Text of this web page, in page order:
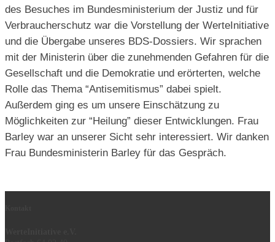
des Besuches im Bundesministerium der Justiz und für
Verbraucherschutz war die Vorstellung der WerteInitiative
und die Übergabe unseres BDS-Dossiers. Wir sprachen
mit der Ministerin über die zunehmenden Gefahren für die
Gesellschaft und die Demokratie und erörterten, welche
Rolle das Thema “Antisemitismus” dabei spielt.
Außerdem ging es um unsere Einschätzung zu
Möglichkeiten zur “Heilung” dieser Entwicklungen. Frau
Barley war an unserer Sicht sehr interessiert. Wir danken
Frau Bundesministerin Barley für das Gespräch.